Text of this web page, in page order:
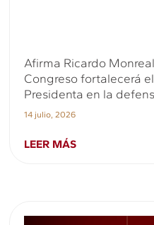
Afirma Ricardo
Congreso fortalecerá
Presidenta en la
14 julio, 2026
LEER MÁS